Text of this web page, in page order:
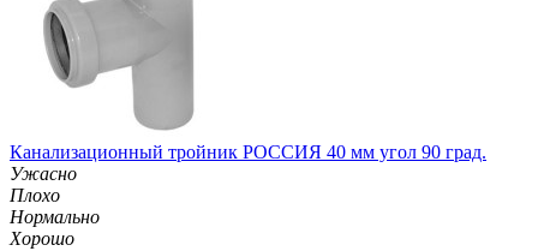
Канализационный тройник РОССИЯ 40 мм угол 90 град.
Ужасно
Плохо
Нормально
Хорошо